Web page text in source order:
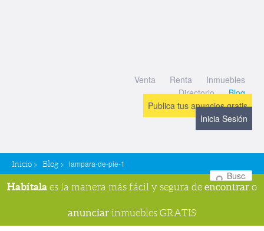
Venta Renta
Inmuebles
Directorio
Blog
Publica tus anuncios gratis
Inicia Sesión
Inicio > Blog > lampara-de-pie-1
Habítala es la manera más fácil y segura de encontrar o
anunciar inmuebles GRATIS